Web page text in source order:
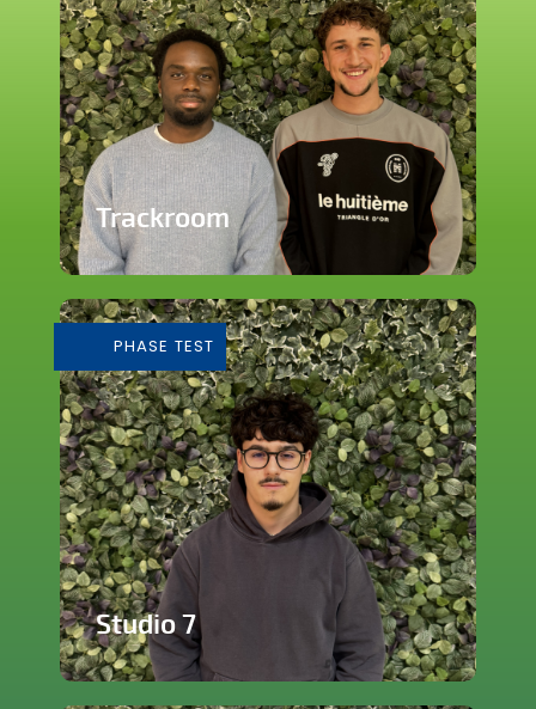
Trackroom
immersive
En savoir plus
PHASE TEST
Studio 7